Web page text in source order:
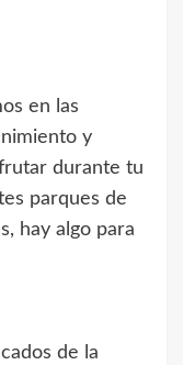
en las
y
durante tu
parques de
hay algo para
de la